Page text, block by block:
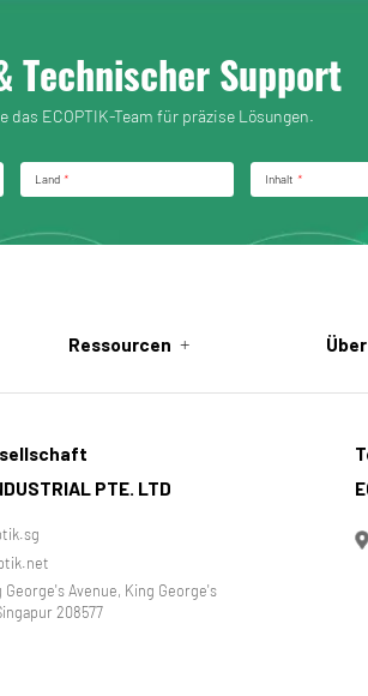
Technischer Support
das ECOPTIK-Team für präzise Lösungen.
Land * Inhalt *
Ressourcen +
PTE. LTD
George's Avenue, King George's
208577